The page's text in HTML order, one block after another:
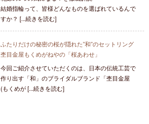
結婚指輪って、皆様どんなものを選ばれているんで
すか？ [...続きを読む]
ふたりだけの秘密の桜が隠れた”和”のセットリング
杢目金屋もくめがねやの「桜あわせ」
今回ご紹介させていただくのは、日本の伝統工芸で
作り出す「和」のブライダルブランド「杢目金屋
(もくめが [...続きを読む]